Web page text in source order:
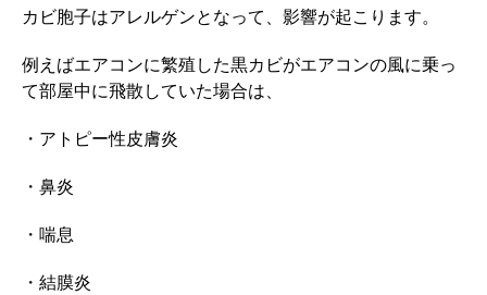
カビ胞子はアレルゲンとなって、影響が起こります。
例えばエアコンに繁殖した黒カビがエアコンの風に乗っ
て部屋中に飛散していた場合は、
・アトピー性皮膚炎
・鼻炎
・喘息
・結膜炎